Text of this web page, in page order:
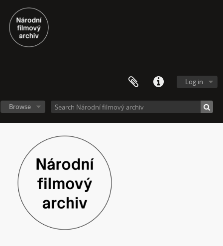
Log in
Browse
[Subseries] Jizvy, jiskry, jistoty
[Subseries] Yes No Yes
[Subseries] Zrcadlo času
[Subseries] Abstraktní animace ze 60. let
[Subseries] Barvy
[Subseries] Flare up
[Subseries] Pinup
[Subseries] The Time
[Subseries] Čas zkoušky
[Subseries] Musica Picta – Chvíle něhy
[Subseries] Musica Picta – Hodina slavnosti